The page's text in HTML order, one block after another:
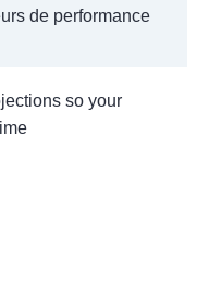
de performance
so your